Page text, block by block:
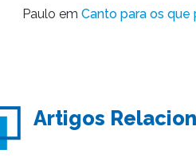
Paulo em Canto para os que
Artigos